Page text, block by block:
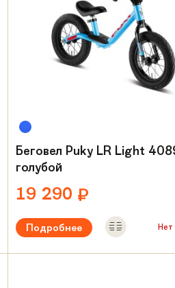
Беговел Puky LR Light
голубой
19 290 ₽
Подробнее Нет
Рекомендуемый возраст:от 2 лет